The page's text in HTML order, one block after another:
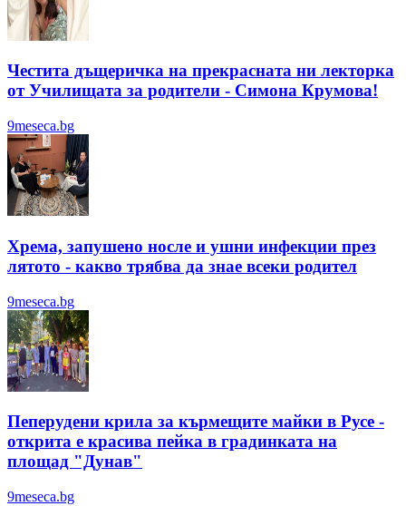
Честита дъщеричка на прекрасната ни лекторка
от Училищата за родители - Симона Крумова!
9meseca.bg
Хрема, запушено носле и ушни инфекции през
лятотo - какво трябва да знае всеки родител
9meseca.bg
Пеперудени крила за кърмещите майки в Русе -
открита е красива пейка в градинката на
площад "Дунав"
9meseca.bg